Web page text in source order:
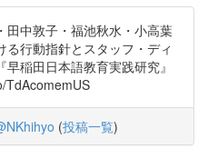
田中敦子・福池秋水・小高葉
行動指針とスタッフ・ディ
稲田日本語教育実践研究』
TdAcomemUS
(投稿一覧)